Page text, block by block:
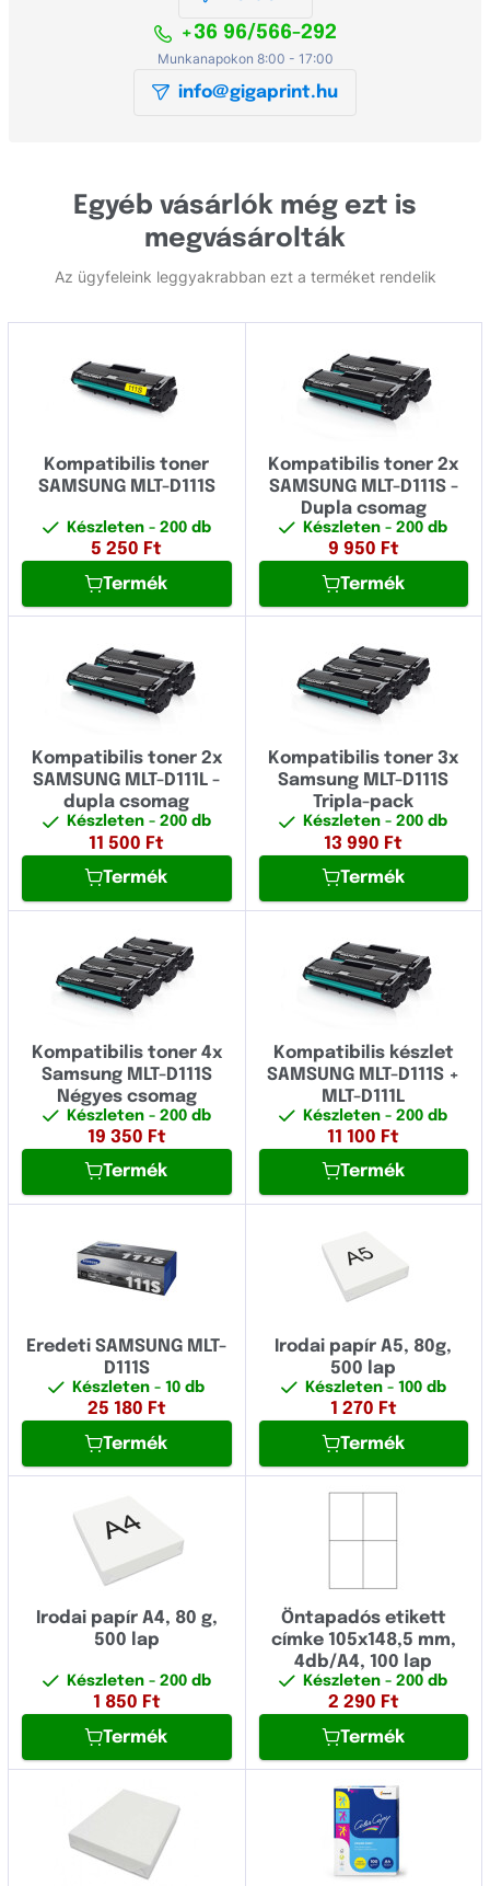
+36 96/566-292
Munkanapokon 8:00 - 17:00
info@gigaprint.hu
Egyéb vásárlók még ezt is
megvásárolták
Az ügyfeleink leggyakrabban ezt a terméket rendelik
Kompatibilis toner
SAMSUNG MLT-D111S
Készleten - 200 db
5 250 Ft
Termék
Kompatibilis toner 2x
SAMSUNG MLT-D111S -
Dupla csomag
Készleten- 200 db
9 950 Ft
Termék
Kompatibilis toner 2x
SAMSUNG MLT-D111L -
dupla csomag
Készleten - 200 db
11 500 Ft
Termék
Kompatibilis toner 3x
Samsung MLT-D111S
Tripla-pack
Készleten- 200 db
13 990 Ft
Termék
Kompatibilis toner 4x
Samsung MLT-D111S
Négyes csomag
Készleten - 200 db
19 350 Ft
Termék
Kompatibilis készlet
SAMSUNG MLT-D111S +
MLT-D111L
Készleten- 200 db
11 100 Ft
Termék
Eredeti SAMSUNG MLT-
D111S
Készleten- 10 db
25 180 Ft
Termék
Irodai papír A5, 80g,
500 lap
Készleten - 100 db
1 270 Ft
Termék
Irodai papír A4, 80 g,
500 lap
Készleten - 200 db
1 850 Ft
Termék
Öntapadós etikett
címke 105x148,5 mm,
4db/A4, 100 lap
Készleten- 200 db
2 290 Ft
Termék